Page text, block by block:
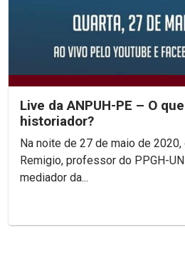
Live da ANPUH-PE – O
historiador?
Na noite de 27 de maio de
Remigio, professor do PPGH-
mediador da...